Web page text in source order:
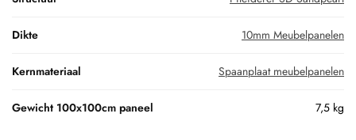
Dikte 10mm Meubelpanelen
Kernmateriaal Spaanplaat meubelpanelen
Gewicht 100x100cm paneel 7,5 kg